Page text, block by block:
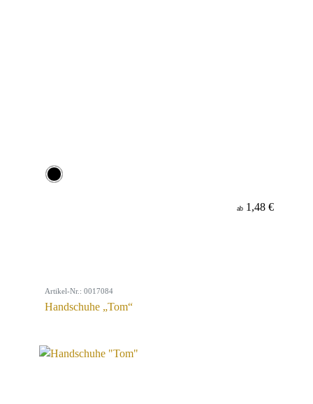
ab 1,48 €
Artikel-Nr.: 0017084
Handschuhe „Tom“